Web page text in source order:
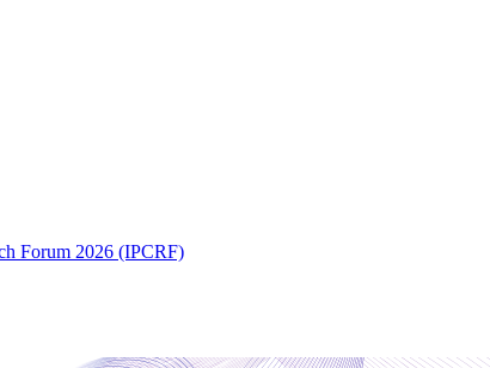
Forum 2026 (IPCRF)